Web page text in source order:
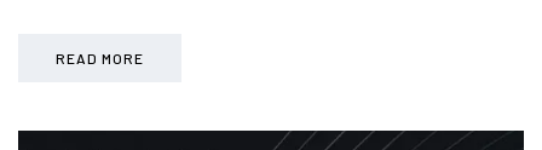
READ MORE